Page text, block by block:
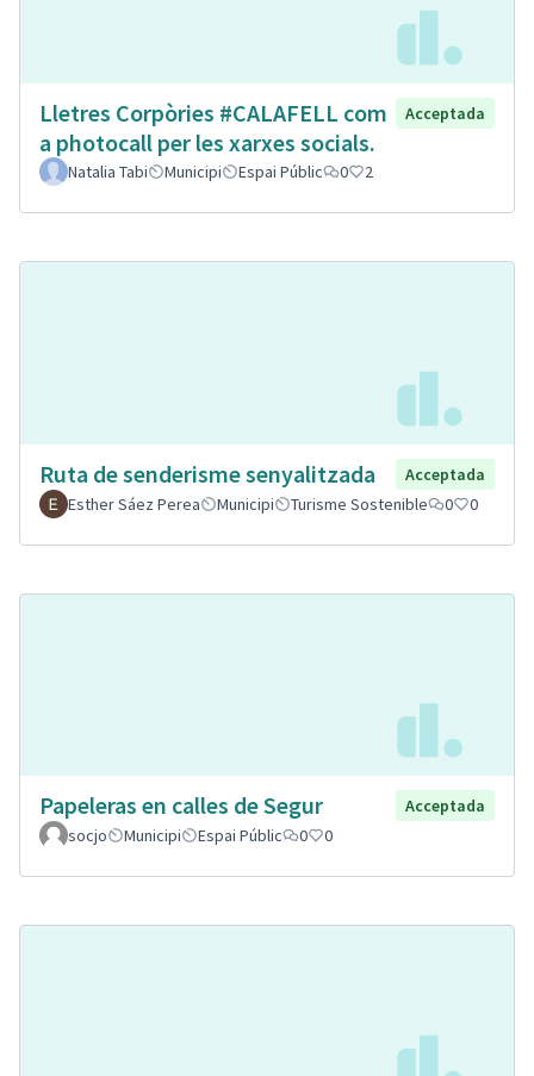
Lletres Corpòries #CALAFELL com
a photocall per les xarxes socials.
Acceptada
Natalia Tabi Municipi Espai Públic 0 2
Ruta de senderisme senyalitzada
Acceptada
Esther Sáez Perea
Municipi Turisme Sostenible 0 0
Papeleras en calles de Segur
Acceptada
socjo
Municipi Espai Públic 0 0